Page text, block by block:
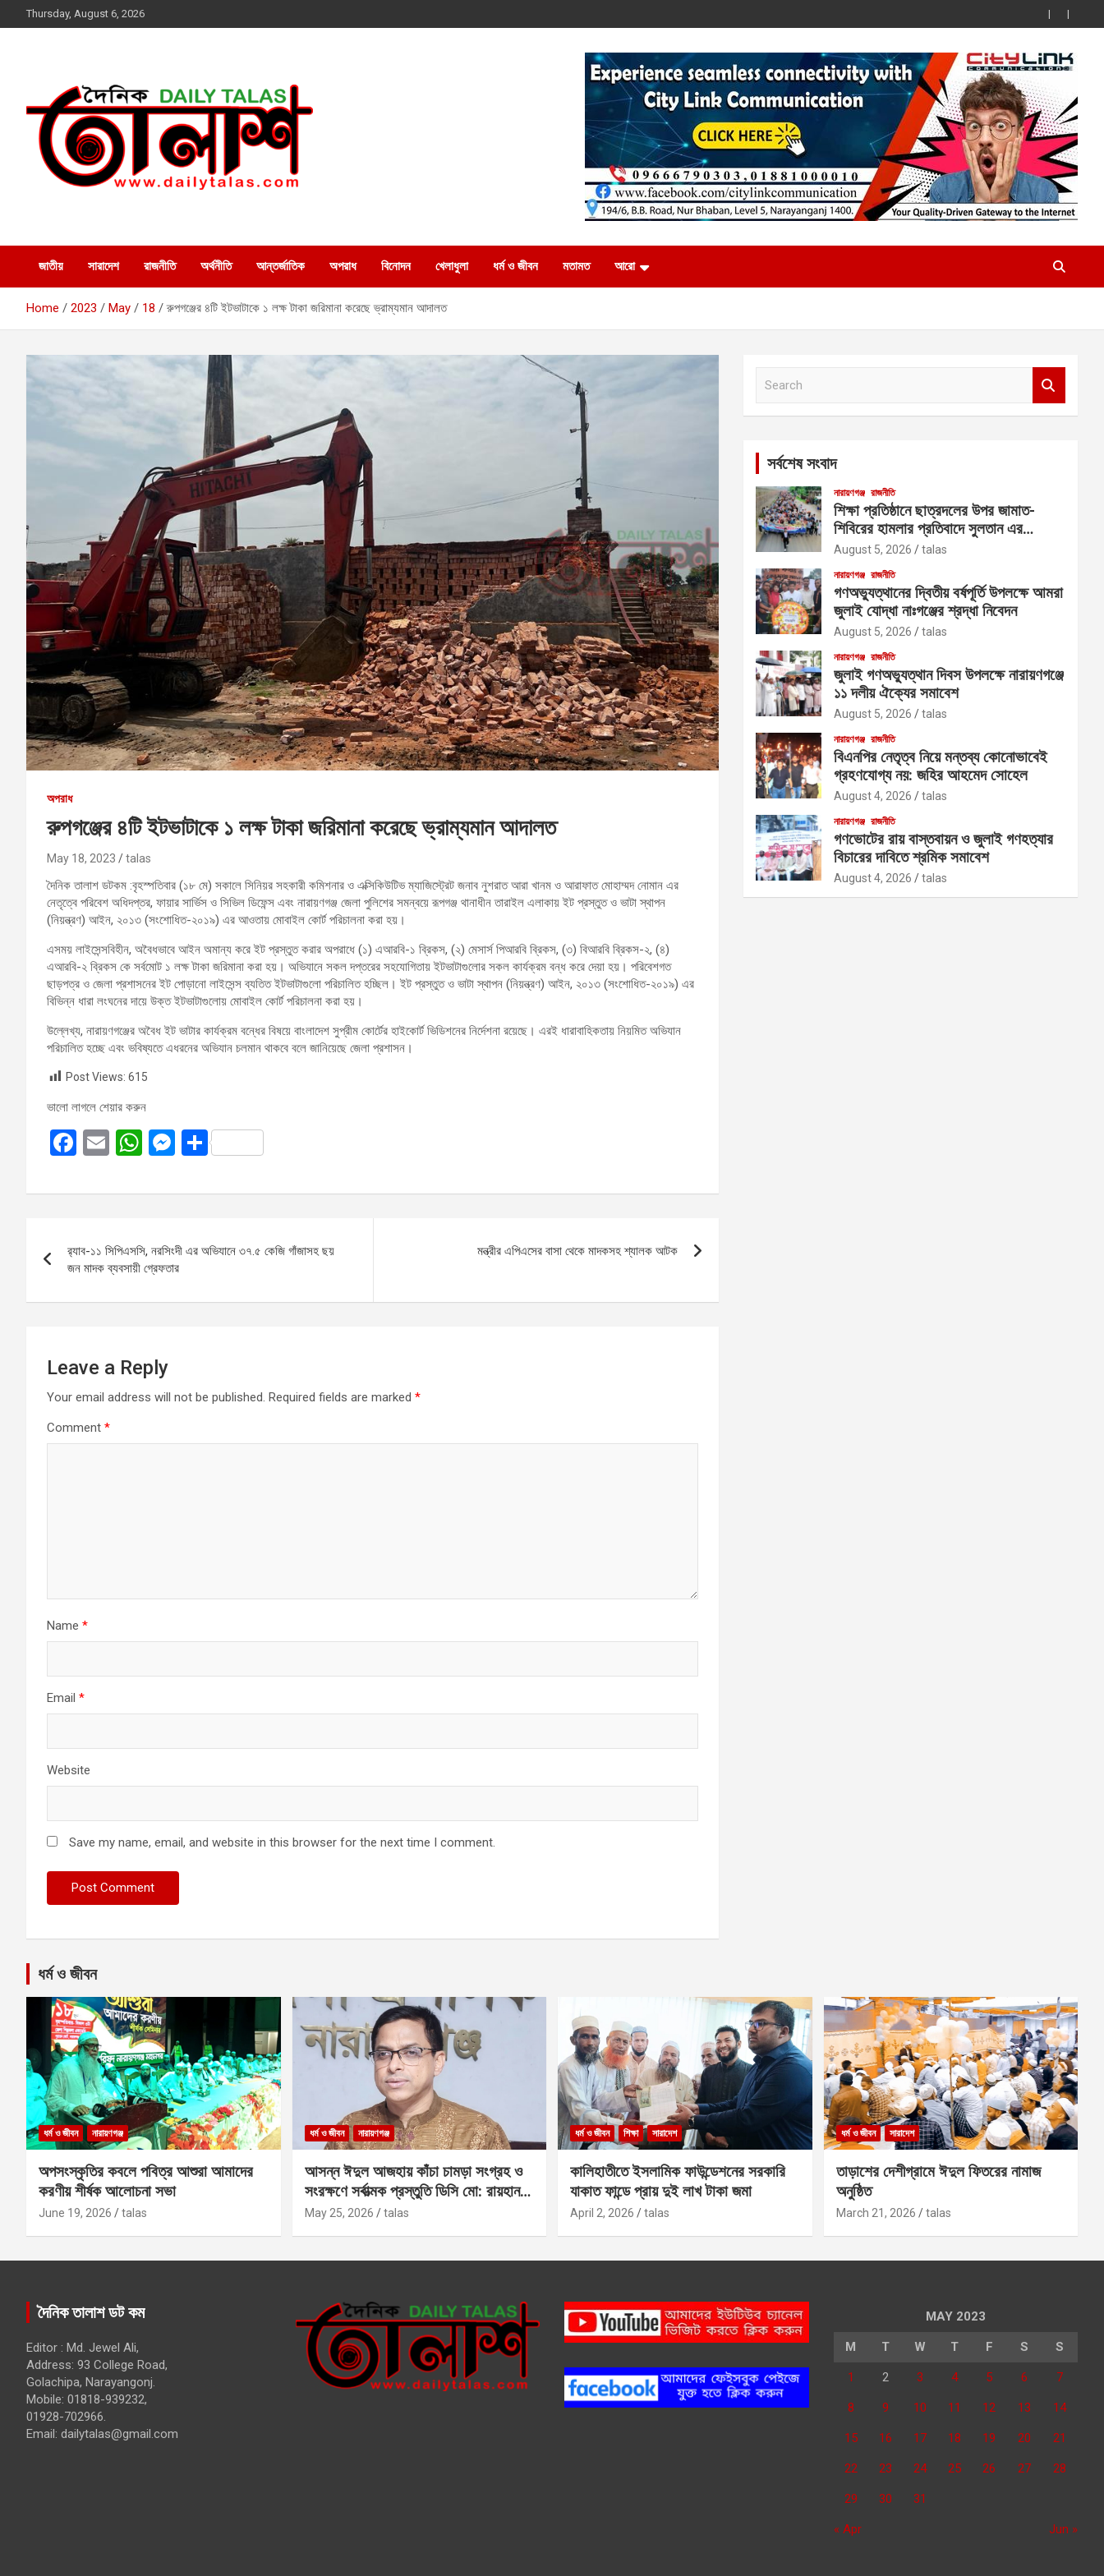
to
Thursday, August 6, 2026
কম
জাতীয় সারাদেশ রাজনীতি অর্থনীতি আন্তর্জাতিক অপরাধ বিনোদন খেলাধুলা ধর্ম ও জীবন মতামত আরো
Home 2023 May 18 রুপগঞ্জের ৪টি ইটভাটাকে ১ লক্ষ টাকা জরিমানা করেছে ভ্রাম্যমান আদালত
অপরাধ
রুপগঞ্জের ৪টি ইটভাটাকে ১ লক্ষ টাকা জরিমানা করেছে ভ্রাম্যমান আদালত
May 18, 2023 talas
দৈনিক তালাশ ডটকম :বৃহস্পতিবার (১৮ মে) সকালে সিনিয়র সহকারী কমিশনার ও এক্সিকিউটিভ ম্যাজিস্ট্রেট জনাব নুশরাত আরা খানম ও আরাফাত মোহাম্মদ নোমান এর
নেতৃত্বে পরিবেশ অধিদপ্তর, ফায়ার সার্ভিস ও সিভিল ডিফেন্স এবং নারায়ণগঞ্জ জেলা পুলিশের সমন্বয়ে রূপগঞ্জ থানাধীন তারাইল এলাকায় ইট প্রস্তুত ও ভাটা স্থাপন
(নিয়ন্ত্রণ) আইন, ২০১৩ (সংশোধিত-২০১৯) এর আওতায় মোবাইল কোর্ট পরিচালনা করা হয়।
এসময় লাইসেন্সবিহীন, অবৈধভাবে আইন অমান্য করে ইট প্রস্তুত করার অপরাধে (১) এআরবি-১ ব্রিকস, (২) মেসার্স পিআরবি ব্রিকস, (৩) বিআরবি ব্রিকস-২, (৪)
এআরবি-২ ব্রিকস কে সর্বমোট ১ লক্ষ টাকা জরিমানা করা হয়। অভিযানে সকল দপ্তরের সহযোগিতায় ইটভাটাগুলোর সকল কার্যক্রম বন্ধ করে দেয়া হয়। পরিবেশগত
ছাড়পত্র ও জেলা প্রশাসনের ইট পোড়ানো লাইসেন্স ব্যতিত ইটভাটাগুলো পরিচালিত হচ্ছিল। ইট প্রস্তুত ও ভাটা স্থাপন (নিয়ন্ত্রণ) আইন, ২০১৩ (সংশোধিত-২০১৯) এর
বিভিন্ন ধারা লংঘনের দায়ে উক্ত ইটভাটাগুলোয় মোবাইল কোর্ট পরিচালনা করা হয়।
উল্লেখ্য, নারায়ণগঞ্জের অবৈধ ইট ভাটার কার্যক্রম বন্ধের বিষয়ে বাংলাদেশ সুপ্রীম কোর্টের হাইকোর্ট ভিডিশনের নির্দেশনা রয়েছে। এরই ধারাবাহিকতায় নিয়মিত অভিযান
পরিচালিত হচ্ছে এবং ভবিষ্যতে এধরনের অভিযান চলমান থাকবে বলে জানিয়েছে জেলা প্রশাসন।
Post Views: 615
ভালো লাগলে শেয়ার করুন
F
ce
o
o
k
E
ail
W
at
A
p
p
M
se
g
er
S
ar
navigation
র‍্যাব-১১ সিপিএসসি, নরসিংদী এর অভিযানে ৩৭.৫ কেজি গাঁজাসহ ছয়
জন মাদক ব্যবসায়ী গ্রেফতার
মন্ত্রীর এপিএসের বাসা থেকে মাদকসহ শ্যালক আটক
Leave a Reply
Your email address will not be published. Required fields are marked *
Comment *
Name *
Email *
Website
Save my name, email, and website in this browser for the next time I comment.
সর্বশেষ সংবাদ
নারায়ণগঞ্জ রাজনীতি
শিক্ষা প্রতিষ্ঠানে ছাত্রদলের উপর জামাত-
শিবিরের হামলার প্রতিবাদে সুলতান এর
নেতৃত্বে বিক্ষোভ
August 5, 2026 talas
নারায়ণগঞ্জ রাজনীতি
গণঅভ্যুত্থানের দ্বিতীয় বর্ষপূর্তি উপলক্ষে আমরা
জুলাই যোদ্ধা নাঃগঞ্জের শ্রদ্ধা নিবেদন
August 5, 2026 talas
নারায়ণগঞ্জ রাজনীতি
জুলাই গণঅভ্যুত্থান দিবস উপলক্ষে নারায়ণগঞ্জে
১১ দলীয় ঐক্যের সমাবেশ
August 5, 2026 talas
নারায়ণগঞ্জ রাজনীতি
বিএনপির নেতৃত্ব নিয়ে মন্তব্য কোনোভাবেই
গ্রহণযোগ্য নয়: জহির আহমেদ সোহেল
August 4, 2026 talas
নারায়ণগঞ্জ রাজনীতি
গণভোটের রায় বাস্তবায়ন ও জুলাই গণহত্যার
বিচারের দাবিতে শ্রমিক সমাবেশ
August 4, 2026 talas
ধর্ম ও জীবন
ধর্ম ও জীবন নারায়ণগঞ্জ
অপসংস্কৃতির কবলে পবিত্র আশুরা আমাদের
করণীয় শীর্ষক আলোচনা সভা
June 19, 2026 talas
ধর্ম ও জীবন নারায়ণগঞ্জ
আসন্ন ঈদুল আজহায় কাঁচা চামড়া সংগ্রহ ও
সংরক্ষণে সর্বাত্মক প্রস্তুতি ডিসি মো: রায়হান
কবির
May 25, 2026 talas
ধর্ম ও জীবন শিক্ষা সারাদেশ
কালিহাতীতে ইসলামিক ফাউন্ডেশনের সরকারি
যাকাত ফান্ডে প্রায় দুই লাখ টাকা জমা
April 2, 2026 talas
ধর্ম ও জীবন সারাদেশ
তাড়াশের দেশীগ্রামে ঈদুল ফিতরের নামাজ
অনুষ্ঠিত
March 21, 2026 talas
দৈনিক তালাশ ডট কম
Editor : Md. Jewel Ali,
Address: 93 College Road,
Golachipa, Narayangonj.
Mobile: 01818-939232,
01928-702966.
Email: dailytalas@gmail.com
MAY 2023
M T W T F S S
1 2 3 4 5 6 7
8 9 10 11 12 13 14
15 16 17 18 19 20 21
22 23 24 25 26 27 28
29 30 31
« Apr Jun »